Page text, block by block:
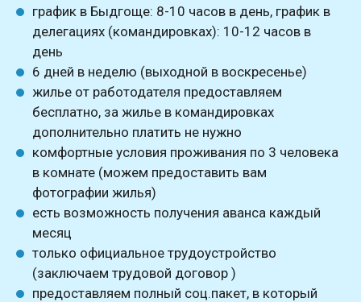
график в Быдгоще: 8-10 часов в день, график в
делегациях (командировках): 10-12 часов в
день
6 дней в неделю (выходной в воскресенье)
жилье от работодателя предоставляем
бесплатно, за жилье в командировках
дополнительно платить не нужно
комфортные условия проживания по 3 человека
в комнате (можем предоставить вам
фотографии жилья)
есть возможность получения аванса каждый
месяц
только официальное трудоустройство
(заключаем трудовой договор )
предоставляем полный соц.пакет, в который